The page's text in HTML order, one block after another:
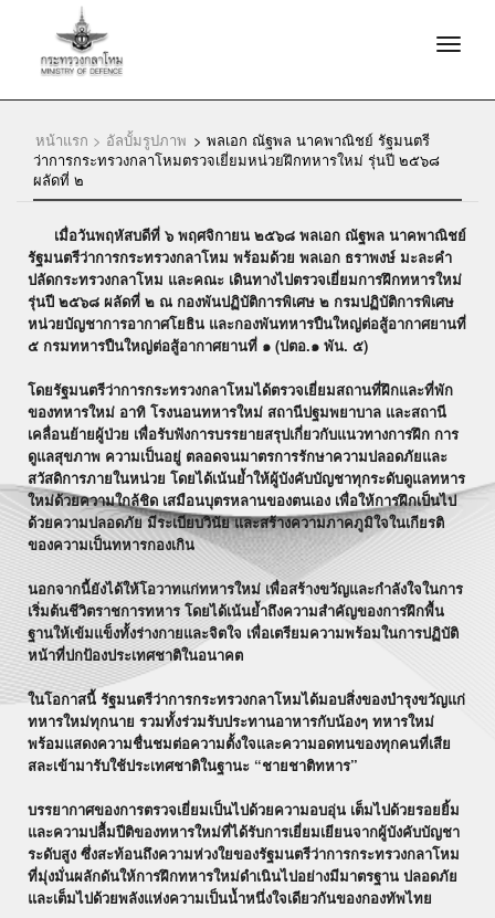
หน้าแรก > อัลบั้มรูปภาพ > พลเอก ณัฐพล นาคพาณิชย์ รัฐมนตรี
ว่าการกระทรวงกลาโหมตรวจเยี่ยมหน่วยฝึกทหารใหม่ รุ่นปี ๒๕๖๘
ผลัดที่ ๒
เมื่อวันพฤหัสบดีที่ ๖ พฤศจิกายน ๒๕๖๘ พลเอก ณัฐพล นาคพาณิชย์
รัฐมนตรีว่าการกระทรวงกลาโหม พร้อมด้วย พลเอก ธราพงษ์ มะละคำ
ปลัดกระทรวงกลาโหม และคณะ เดินทางไปตรวจเยี่ยมการฝึกทหารใหม่
รุ่นปี ๒๕๖๘ ผลัดที่ ๒ ณ กองพันปฏิบัติการพิเศษ ๒ กรมปฏิบัติการพิเศษ
หน่วยบัญชาการอากาศโยธิน และกองพันทหารปืนใหญ่ต่อสู้อากาศยานที่
๕ กรมทหารปืนใหญ่ต่อสู้อากาศยานที่ ๑ (ปตอ.๑ พัน. ๕)
โดยรัฐมนตรีว่าการกระทรวงกลาโหมได้ตรวจเยี่ยมสถานที่ฝึกและที่พัก
ของทหารใหม่ อาทิ โรงนอนทหารใหม่ สถานีปฐมพยาบาล และสถานี
เคลื่อนย้ายผู้ป่วย เพื่อรับฟังการบรรยายสรุปเกี่ยวกับแนวทางการฝึก การ
ดูแลสุขภาพ ความเป็นอยู่ ตลอดจนมาตรการรักษาความปลอดภัยและ
สวัสดิการภายในหน่วย โดยได้เน้นย้ำให้ผู้บังคับบัญชาทุกระดับดูแลทหาร
ใหม่ด้วยความใกล้ชิด เสมือนบุตรหลานของตนเอง เพื่อให้การฝึกเป็นไป
ด้วยความปลอดภัย มีระเบียบวินัย และสร้างความภาคภูมิใจในเกียรติ
ของความเป็นทหารกองเกิน
นอกจากนี้ยังได้ให้โอวาทแก่ทหารใหม่ เพื่อสร้างขวัญและกำลังใจในการ
เริ่มต้นชีวิตราชการทหาร โดยได้เน้นย้ำถึงความสำคัญของการฝึกพื้น
ฐานให้เข้มแข็งทั้งร่างกายและจิตใจ เพื่อเตรียมความพร้อมในการปฏิบัติ
หน้าที่ปกป้องประเทศชาติในอนาคต
ในโอกาสนี้ รัฐมนตรีว่าการกระทรวงกลาโหมได้มอบสิ่งของบำรุงขวัญแก่
ทหารใหม่ทุกนาย รวมทั้งร่วมรับประทานอาหารกับน้องๆ ทหารใหม่
พร้อมแสดงความชื่นชมต่อความตั้งใจและความอดทนของทุกคนที่เสีย
สละเข้ามารับใช้ประเทศชาติในฐานะ “ชายชาติทหาร”
บรรยากาศของการตรวจเยี่ยมเป็นไปด้วยความอบอุ่น เต็มไปด้วยรอยยิ้ม
และความปลื้มปีติของทหารใหม่ที่ได้รับการเยี่ยมเยียนจากผู้บังคับบัญชา
ระดับสูง ซึ่งสะท้อนถึงความห่วงใยของรัฐมนตรีว่าการกระทรวงกลาโหม
ที่มุ่งมั่นผลักดันให้การฝึกทหารใหม่ดำเนินไปอย่างมีมาตรฐาน ปลอดภัย
และเต็มไปด้วยพลังแห่งความเป็นน้ำหนึ่งใจเดียวกันของกองทัพไทย